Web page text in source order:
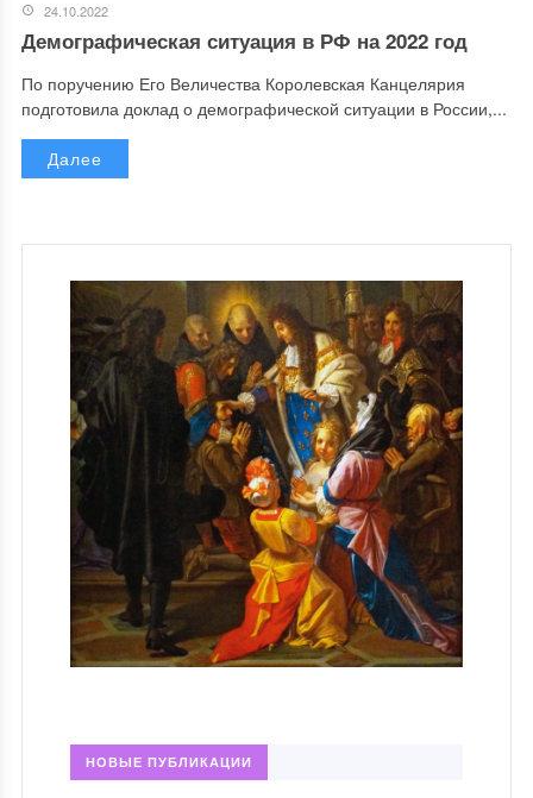
24.10.2022
Демографическая ситуация в РФ на 2022 год
По поручению Его Величества Королевская Канцелярия
подготовила доклад о демографической ситуации в России,...
Далее
НОВЫЕ ПУБЛИКАЦИИ